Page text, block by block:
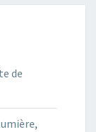
de